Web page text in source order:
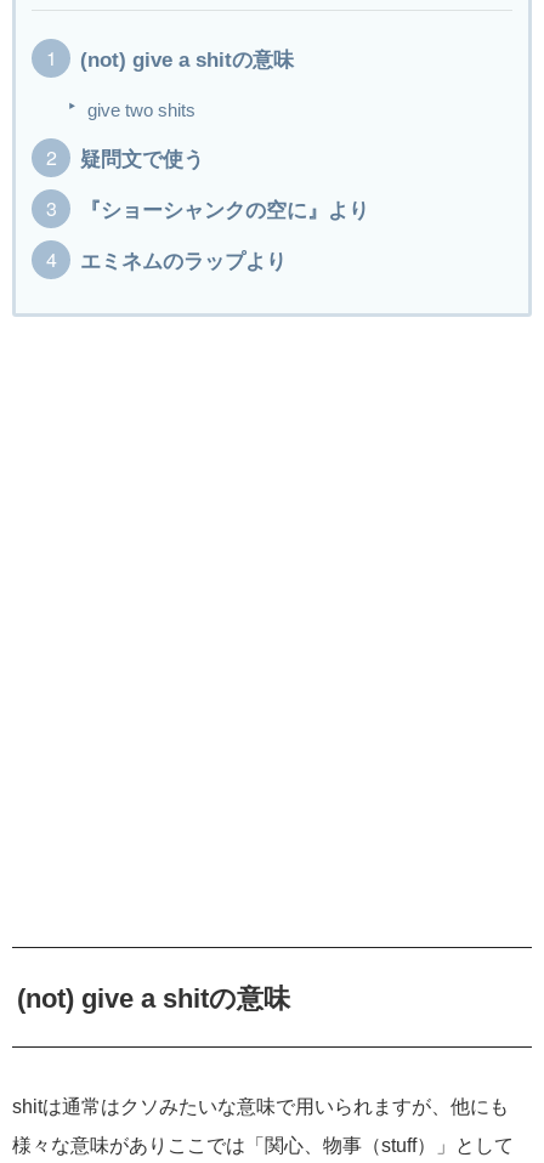
(not) give a shitの意味
give two shits
疑問文で使う
『ショーシャンクの空に』より
エミネムのラップより
(not) give a shitの意味
shitは通常はクソみたいな意味で用いられますが、他にも
様々な意味がありここでは「関心、物事（stuff）」として